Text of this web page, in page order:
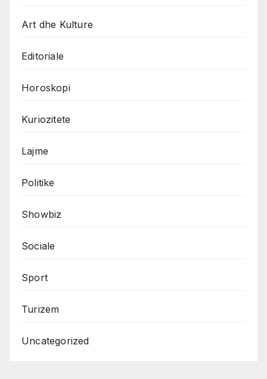
Art dhe Kulture
Editoriale
Horoskopi
Kuriozitete
Lajme
Politike
Showbiz
Sociale
Sport
Turizem
Uncategorized